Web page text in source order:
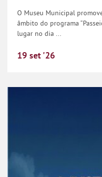
O Museu Municipal
âmbito do programa
lugar no dia ...
19 set '26